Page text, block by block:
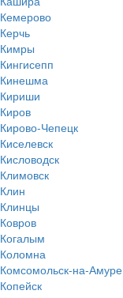
Кемерово
Керчь
Кимры
Кингисепп
Кинешма
Кириши
Киров
Кирово-Чепецк
Киселевск
Кисловодск
Климовск
Клин
Клинцы
Ковров
Когалым
Коломна
Комсомольск-на-Амуре
Копейск